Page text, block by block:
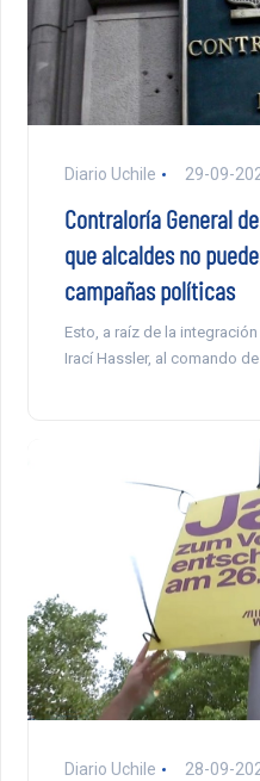
Diario Uchile 29-09-
Contraloría General
que alcaldes no
campañas políticas
Esto, a raíz de la
Irací Hassler, al comando
Diario Uchile 28-09-